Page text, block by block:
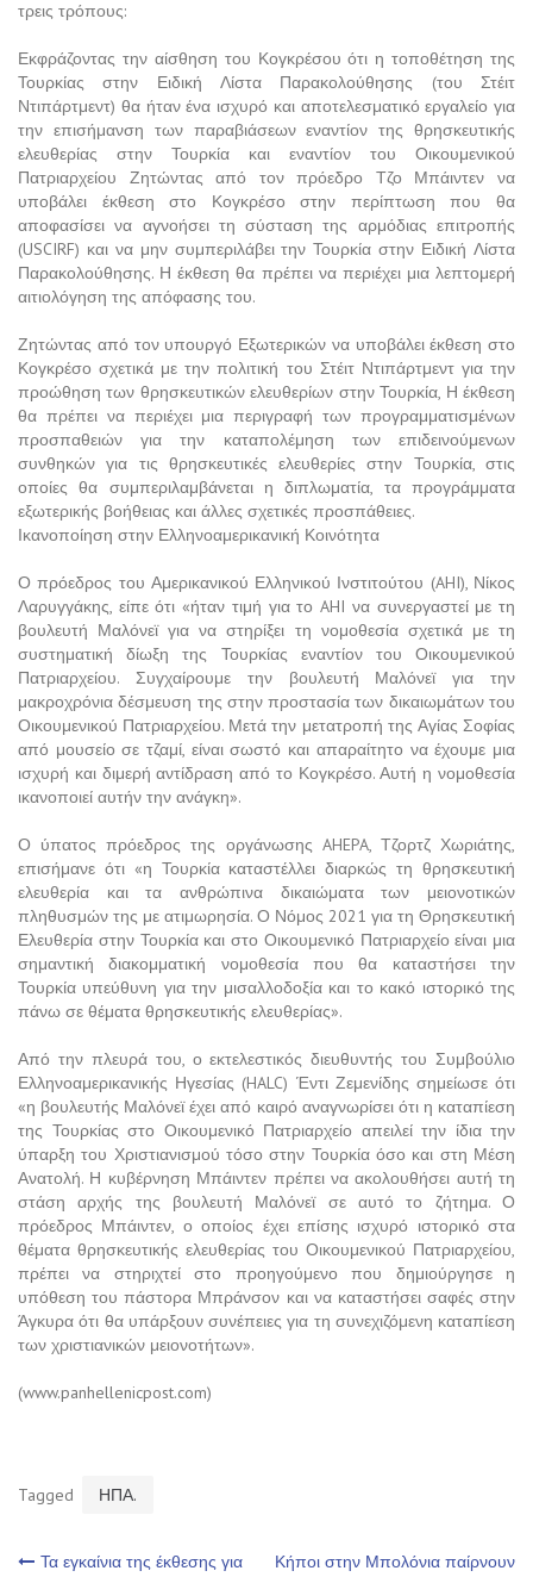
τρεις τρόπους:
Εκφράζοντας την αίσθηση του Κογκρέσου ότι η τοποθέτηση της
Τουρκίας στην Ειδική Λίστα Παρακολούθησης (του Στέιτ
Ντιπάρτμεντ) θα ήταν ένα ισχυρό και αποτελεσματικό εργαλείο για
την επισήμανση των παραβιάσεων εναντίον της θρησκευτικής
ελευθερίας στην Τουρκία και εναντίον του Οικουμενικού
Πατριαρχείου Ζητώντας από τον πρόεδρο Τζο Μπάιντεν να
υποβάλει έκθεση στο Κογκρέσο στην περίπτωση που θα
αποφασίσει να αγνοήσει τη σύσταση της αρμόδιας επιτροπής
(USCIRF) και να μην συμπεριλάβει την Τουρκία στην Ειδική Λίστα
Παρακολούθησης. Η έκθεση θα πρέπει να περιέχει μια λεπτομερή
αιτιολόγηση της απόφασης του.
Ζητώντας από τον υπουργό Εξωτερικών να υποβάλει έκθεση στο
Κογκρέσο σχετικά με την πολιτική του Στέιτ Ντιπάρτμεντ για την
προώθηση των θρησκευτικών ελευθερίων στην Τουρκία, Η έκθεση
θα πρέπει να περιέχει μια περιγραφή των προγραμματισμένων
προσπαθειών για την καταπολέμηση των επιδεινούμενων
συνθηκών για τις θρησκευτικές ελευθερίες στην Τουρκία, στις
οποίες θα συμπεριλαμβάνεται η διπλωματία, τα προγράμματα
εξωτερικής βοήθειας και άλλες σχετικές προσπάθειες.
Ικανοποίηση στην Ελληνοαμερικανική Κοινότητα
Ο πρόεδρος του Αμερικανικού Ελληνικού Ινστιτούτου (AHI), Νίκος
Λαρυγγάκης, είπε ότι «ήταν τιμή για το AHI να συνεργαστεί με τη
βουλευτή Μαλόνεϊ για να στηρίξει τη νομοθεσία σχετικά με τη
συστηματική δίωξη της Τουρκίας εναντίον του Οικουμενικού
Πατριαρχείου. Συγχαίρουμε την βουλευτή Μαλόνεϊ για την
μακροχρόνια δέσμευση της στην προστασία των δικαιωμάτων του
Οικουμενικού Πατριαρχείου. Μετά την μετατροπή της Αγίας Σοφίας
από μουσείο σε τζαμί, είναι σωστό και απαραίτητο να έχουμε μια
ισχυρή και διμερή αντίδραση από το Κογκρέσο. Αυτή η νομοθεσία
ικανοποιεί αυτήν την ανάγκη».
Ο ύπατος πρόεδρος της οργάνωσης AHEPA, Τζορτζ Χωριάτης,
επισήμανε ότι «η Τουρκία καταστέλλει διαρκώς τη θρησκευτική
ελευθερία και τα ανθρώπινα δικαιώματα των μειονοτικών
πληθυσμών της με ατιμωρησία. Ο Νόμος 2021 για τη Θρησκευτική
Ελευθερία στην Τουρκία και στο Οικουμενικό Πατριαρχείο είναι μια
σημαντική διακομματική νομοθεσία που θα καταστήσει την
Τουρκία υπεύθυνη για την μισαλλοδοξία και το κακό ιστορικό της
πάνω σε θέματα θρησκευτικής ελευθερίας».
Από την πλευρά του, ο εκτελεστικός διευθυντής του Συμβούλιο
Ελληνοαμερικανικής Ηγεσίας (HALC) Έντι Ζεμενίδης σημείωσε ότι
«η βουλευτής Μαλόνεϊ έχει από καιρό αναγνωρίσει ότι η καταπίεση
της Τουρκίας στο Οικουμενικό Πατριαρχείο απειλεί την ίδια την
ύπαρξη του Χριστιανισμού τόσο στην Τουρκία όσο και στη Μέση
Ανατολή. Η κυβέρνηση Μπάιντεν πρέπει να ακολουθήσει αυτή τη
στάση αρχής της βουλευτή Μαλόνεϊ σε αυτό το ζήτημα. Ο
πρόεδρος Μπάιντεν, ο οποίος έχει επίσης ισχυρό ιστορικό στα
θέματα θρησκευτικής ελευθερίας του Οικουμενικού Πατριαρχείου,
πρέπει να στηριχτεί στο προηγούμενο που δημιούργησε η
υπόθεση του πάστορα Μπράνσον και να καταστήσει σαφές στην
Άγκυρα ότι θα υπάρξουν συνέπειες για τη συνεχιζόμενη καταπίεση
των χριστιανικών μειονοτήτων».
(www.panhellenicpost.com)
Tagged ΗΠΑ.
Τα εγκαίνια της έκθεσης για
Κήποι στην Μπολόνια παίρνουν